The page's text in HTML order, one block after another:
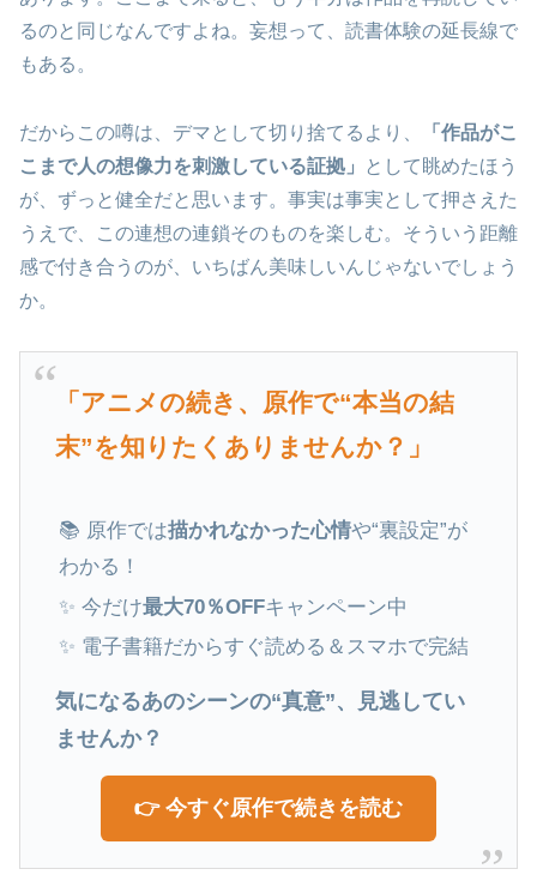
るのと同じなんですよね。妄想って、読書体験の延長線で
もある。
だからこの噂は、デマとして切り捨てるより、
「作品がこ
こまで人の想像力を刺激している証拠」
として眺めたほう
が、ずっと健全だと思います。事実は事実として押さえた
うえで、この連想の連鎖そのものを楽しむ。そういう距離
感で付き合うのが、いちばん美味しいんじゃないでしょう
か。
「アニメの続き、原作で“本当の結
末”を知りたくありませんか？」
📚 原作では描かれなかった心情や“裏設定”が
わかる！
✨ 今だけ最大70％OFFキャンペーン中
✨ 電子書籍だからすぐ読める＆スマホで完結
気になるあのシーンの“真意”、見逃してい
ませんか？
👉 今すぐ原作で続きを読む